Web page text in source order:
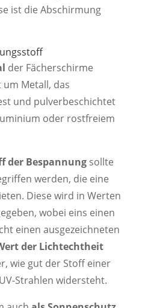
ist die Abschirmung
der Fächerschirme
Metall, das
und pulverbeschichtet
oder rostfreiem
der Bespannungsollte
werden, die eine
Diese wird in Werten
wobei eins einen
einen ausgezeichneten
der Lichtechtheit
wie gut der Stoff einer
Strahlen widersteht.